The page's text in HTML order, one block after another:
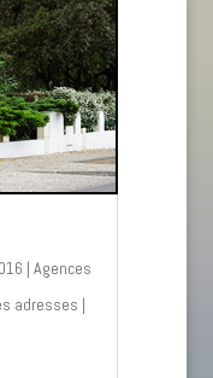
| Agences
adresses |